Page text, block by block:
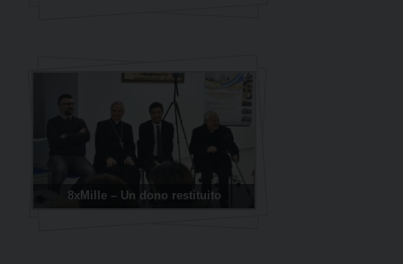
8xMille – Un dono restituito